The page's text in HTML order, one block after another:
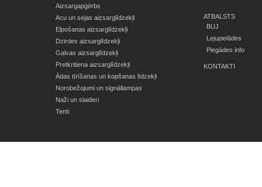
Aizsargapģērbs
Acu un sejas aizsarglīdzekļi
Elpošanas aizsarglīdzekļi
Dzirdes aizsarglīdzekļi
Galvas aizsarglīdzekļi
Pretkritiena aizsarglīdzekļi
Ādas tīrīšanas un kopšanas līdzekļi
Norobežojumi un signāllampas
Naži un slaideri
Tenti
ATBALSTS
BUJ
Lejupielādes
Piegādes info
KONTAKTI